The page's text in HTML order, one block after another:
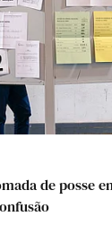
de posse